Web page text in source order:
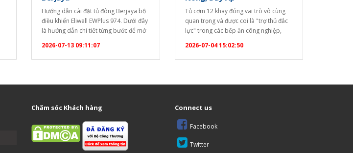
Hướng dẫn cài đặt tủ đông Berjaya bộ
điều khiển Eliwell EWPlus 974. Dưới đây
là hướng dẫn chi tiết từng bước để mở
điểm): [caption id="attachment_6983"
align="aligncenter" width="1020"]
2026-07-13 09:11:07
Tủ cơm 12 khay đóng vai trò vô cùng
quan trọng và được coi là "trợ thủ đắc
lực" trong các bếp ăn công nghiệp,
bệnh viện nhờ những ưu điểm vượt trội
sau: Năng suất cao, đáp ứng hàng
2026-07-04 15:02:50
Chăm sóc Khách hàng Connect us
Facebook
Twitter